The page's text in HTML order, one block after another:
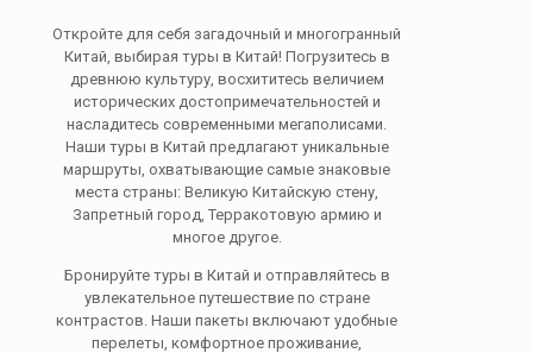
Откройте для себя загадочный и многогранный
Китай, выбирая туры в Китай! Погрузитесь в
древнюю культуру, восхититесь величием
исторических достопримечательностей и
насладитесь современными мегаполисами.
Наши туры в Китай предлагают уникальные
маршруты, охватывающие самые знаковые
места страны: Великую Китайскую стену,
Запретный город, Терракотовую армию и
многое другое.
Бронируйте туры в Китай и отправляйтесь в
увлекательное путешествие по стране
контрастов. Наши пакеты включают удобные
перелеты, комфортное проживание,